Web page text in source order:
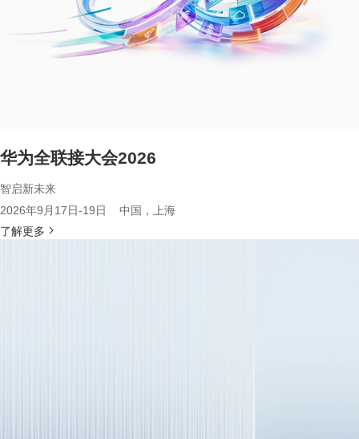
华为全联接大会2026
智启新未来
2026年9月17日-19日 中国，上海
了解更多